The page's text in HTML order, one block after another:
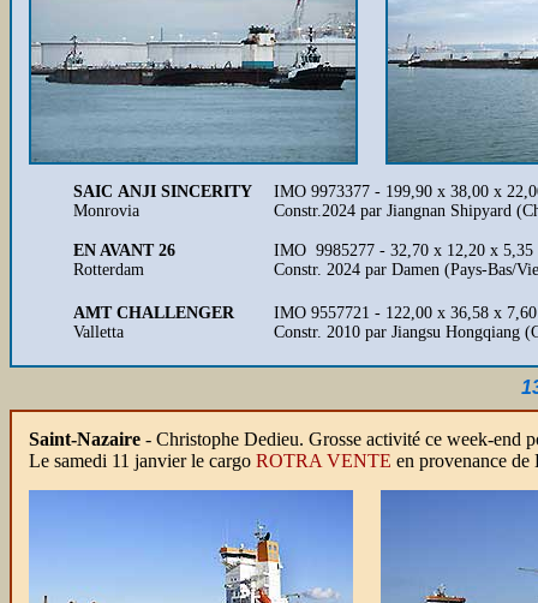
SAIC ANJI SINCERITY
Monrovia
IMO 9973377 - 199,90 x 38,00 x
Constr.2024 par Jiangnan Shipyard
EN AVANT 26
Rotterdam
IMO 9985277 - 32,70 x 12,20 x
Constr. 2024 par Damen (Pays-Bas/
AMT CHALLENGER
Valletta
IMO 9557721 - 122,00 x 36,58 x
Constr. 2010 par Jiangsu Hongqiang
Saint-Nazaire - Christophe Dedieu. Grosse activité ce week-end
Le samedi 11 janvier le cargo ROTRA VENTE en provenance de